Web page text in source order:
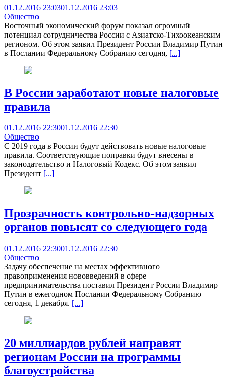
01.12.2016 23:0301.12.2016 23:03
Общество
Восточный экономический форум показал огромный
потенциал сотрудничества России с Азиатско-Тихоокеанским
регионом. Об этом заявил Президент России Владимир Путин
в Послании Федеральному Собранию сегодня, [...]
В России заработают новые налоговые
правила
01.12.2016 22:3001.12.2016 22:30
Общество
С 2019 года в России будут действовать новые налоговые
правила. Соответствующие поправки будут внесены в
законодательство и Налоговый Кодекс. Об этом заявил
Президент [...]
Прозрачность контрольно-надзорных
органов повысят со следующего года
01.12.2016 22:3001.12.2016 22:30
Общество
Задачу обеспечение на местах эффективного
правоприменения нововведений в сфере
предпринимательства поставил Президент России Владимир
Путин в ежегодном Послании Федеральному Собранию
сегодня, 1 декабря. [...]
20 миллиардов рублей направят
регионам России на программы
благоустройства